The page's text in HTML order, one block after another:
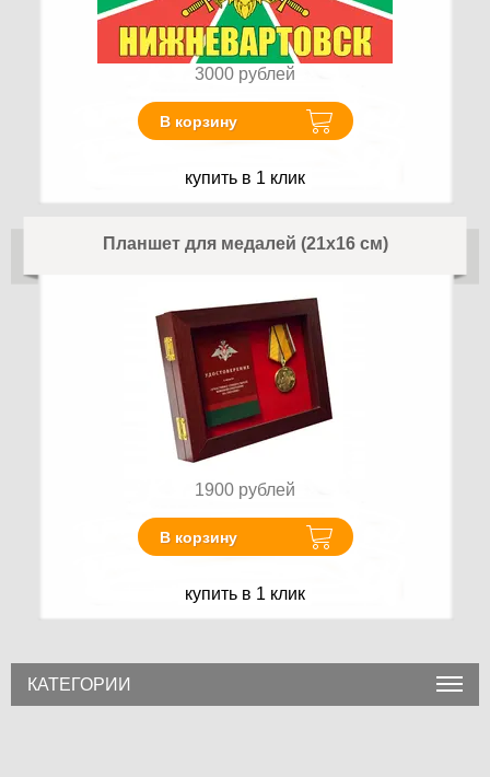
3000 рублей
В корзину
купить в 1 клик
Планшет для медалей (21х16 см)
1900 рублей
В корзину
купить в 1 клик
КАТЕГОРИИ